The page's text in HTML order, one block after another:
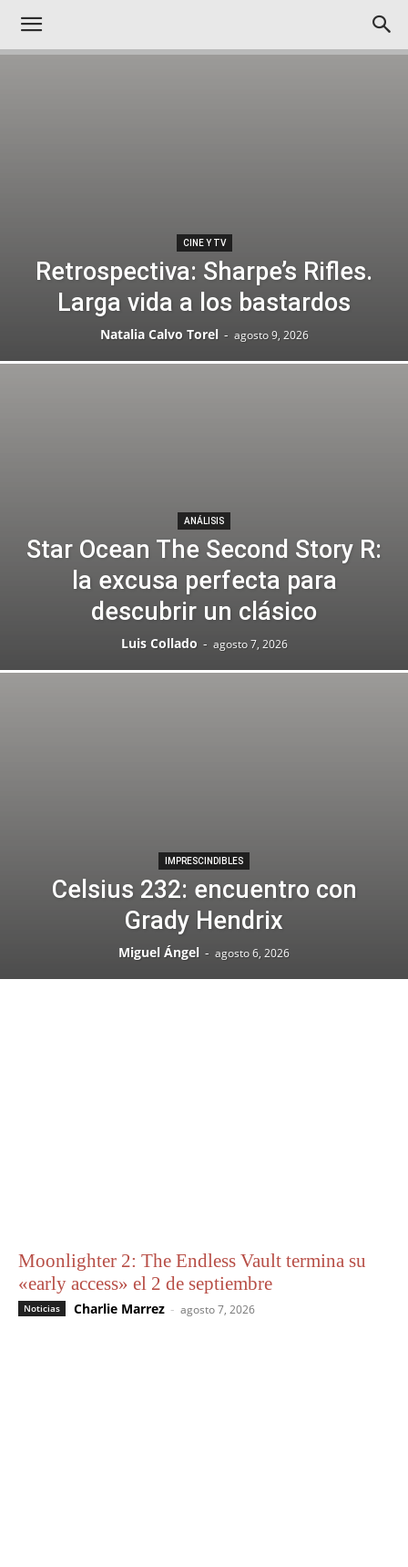
CINE Y TV
Retrospectiva: Sharpe’s Rifles.
Larga vida a los bastardos
Natalia Calvo Torel - agosto 9, 2026
ANÁLISIS
Star Ocean The Second Story R:
la excusa perfecta para
descubrir un clásico
Luis Collado - agosto 7, 2026
IMPRESCINDIBLES
Celsius 232: encuentro con
Grady Hendrix
Miguel Ángel - agosto 6, 2026
Moonlighter 2: The Endless Vault termina su
«early access» el 2 de septiembre
Noticias Charlie Marrez - agosto 7, 2026